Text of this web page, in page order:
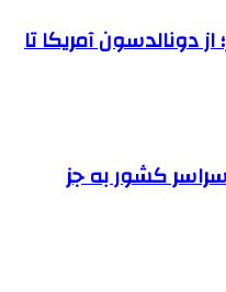
از دونالدسون آمریکا تا
۳۰ تیر در سراسر کشور به جز